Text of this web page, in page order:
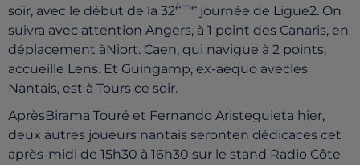
soir, avec le début de la 32ème journée de Ligue2. On
suivra avec attention Angers, à 1 point des Canaris, en
déplacement àNiort. Caen, qui navigue à 2 points,
accueille Lens. Et Guingamp, ex-aequo avecles
Nantais, est à Tours ce soir.
AprèsBirama Touré et Fernando Aristeguieta hier,
deux autres joueurs nantais seronten dédicaces cet
après-midi de 15h30 à 16h30 sur le stand Radio Côte